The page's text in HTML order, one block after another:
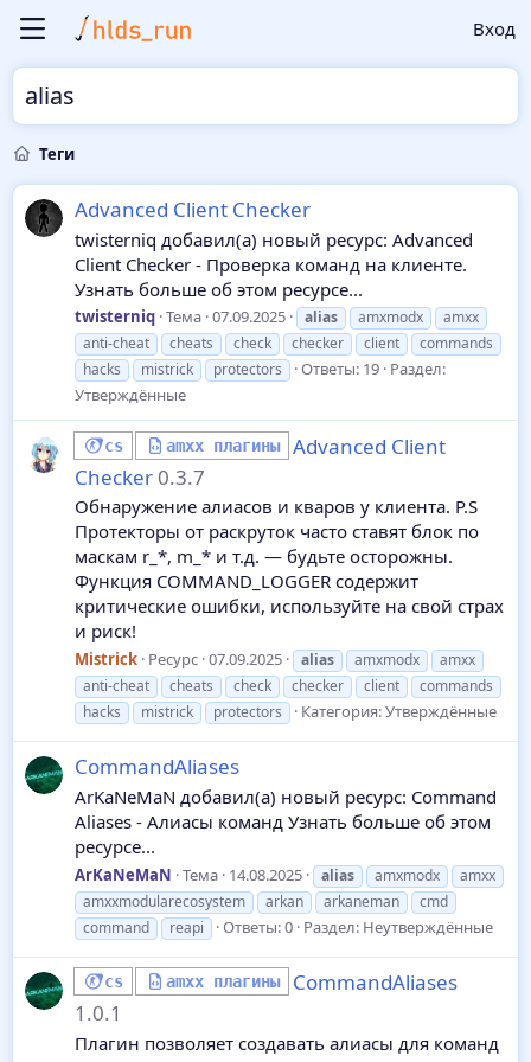
Вход
alias
Теги
Advanced Client Checker
twisterniq добавил(а) новый ресурс: Advanced
Client Checker - Проверка команд на клиенте.
Узнать больше об этом ресурсе...
twisterniq Тема 07.09.2025 alias amxmodx
amxx
anti-cheat
cheats check checker client
commands
hacks
mistrick protectors Ответы: 19 Раздел:
Утверждённые
cs amxx плагины
Advanced Client
Checker 0.3.7
Обнаружение алиасов и кваров у клиента. P.S
Протекторы от раскруток часто ставят блок по
маскам r_*, m_* и т.д. — будьте осторожны.
Функция COMMAND_LOGGER содержит
критические ошибки, используйте на свой страх
и риск!
Mistrick Ресурс 07.09.2025 alias amxmodx
amxx
anti-cheat
cheats check checker client
commands
hacks
mistrick protectors Категория:Утверждённые
CommandAliases
ArKaNeMaN добавил(а) новый ресурс: Command
Aliases - Алиасы команд Узнать больше об этом
ресурсе...
ArKaNeMaN Тема 14.08.2025 alias amxmodx
amxx
amxxmodularecosystem
arkan arkaneman
cmd
command
reapi Ответы: 0 Раздел: Неутверждённые
cs amxx плагины
CommandAliases
1.0.1
Плагин позволяет создавать алиасы для команд